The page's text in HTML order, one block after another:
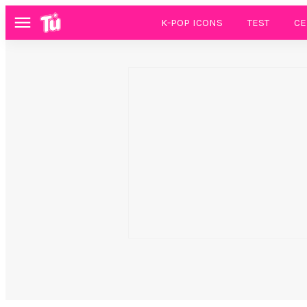
Menú K-POP ICONS TEST